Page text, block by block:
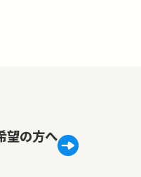
望の方へ